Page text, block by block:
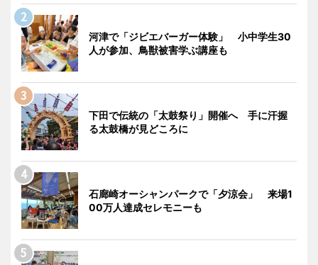
河津で「ジビエバーガー体験」 小中学生30
人が参加、鳥獣被害学ぶ講座も
下田で伝統の「太鼓祭り」開催へ 手に汗握
る太鼓橋が見どころに
石廊崎オーシャンパークで「夕涼会」 来場1
00万人達成セレモニーも